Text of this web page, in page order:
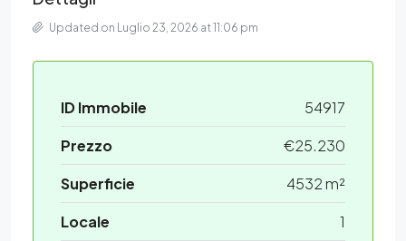
Updated on Luglio 23, 2026 at 11:06 pm
ID Immobile
54917
Prezzo
€25.230
Superficie
4532 m²
Locale
1